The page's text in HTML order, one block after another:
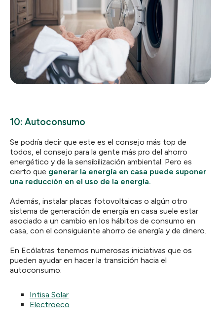
10: Autoconsumo
Se podría decir que este es el consejo más top de
todos, el consejo para la gente más pro del ahorro
energético y de la sensibilización ambiental. Pero es
cierto que generar la energía en casa puede suponer
una reducción en el uso de la energía.
Además, instalar placas fotovoltaicas o algún otro
sistema de generación de energía en casa suele estar
asociado a un cambio en los hábitos de consumo en
casa, con el consiguiente ahorro de energía y de dinero.
En Ecólatras tenemos numerosas iniciativas que os
pueden ayudar en hacer la transición hacia el
autoconsumo:
Intisa Solar
Electroeco